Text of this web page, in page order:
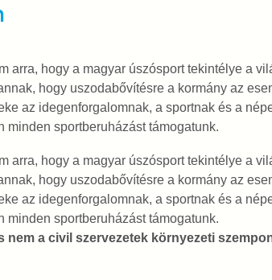
arra, hogy a magyar úszósport tekintélye a
hogy uszodabővítésre a kormány az
az idegenforgalomnak, a sportnak és a
minden sportberuházást támogatunk.
arra, hogy a magyar úszósport tekintélye a
hogy uszodabővítésre a kormány az
az idegenforgalomnak, a sportnak és a
minden sportberuházást támogatunk.
nem a civil szervezetek környezeti